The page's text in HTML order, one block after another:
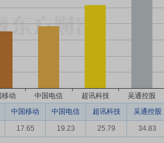
中国移动 中国电信 超讯科技 吴通控股
17.65 19.23 25.79 34.83